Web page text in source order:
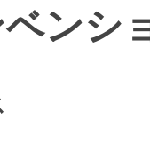
ンシ